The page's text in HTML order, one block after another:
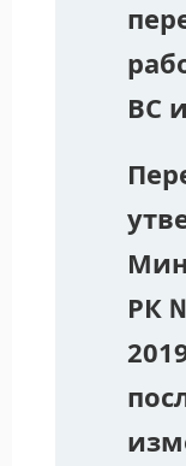
ВС
РК